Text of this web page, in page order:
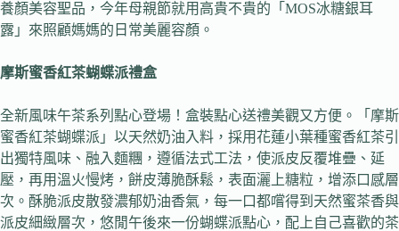
養顏美容聖品，今年母親節就用高貴不貴的「MOS冰糖銀耳
露」來照顧媽媽的日常美麗容顏。
摩斯蜜香紅茶蝴蝶派禮盒
全新風味午茶系列點心登場！盒裝點心送禮美觀又方便。「摩斯
蜜香紅茶蝴蝶派」以天然奶油入料，採用花蓮小葉種蜜香紅茶引
出獨特風味、融入麵糰，遵循法式工法，使派皮反覆堆疊、延
壓，再用溫火慢烤，餅皮薄脆酥鬆，表面灑上糖粒，增添口感層
次。酥脆派皮散發濃郁奶油香氣，每一口都嚐得到天然蜜茶香與
派皮細緻層次，悠閒午後來一份蝴蝶派點心，配上自己喜歡的茶